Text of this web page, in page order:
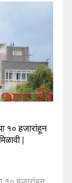
१० हजारांहून
|